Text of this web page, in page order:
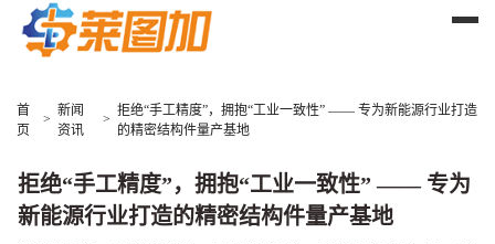
首
页
>
新闻
资讯
>
拒绝“手工精度”，拥抱“工业一致性” —— 专为新能源行业打造
的精密结构件量产基地
拒绝“手工精度”，拥抱“工业一致性” —— 专为
新能源行业打造的精密结构件量产基地